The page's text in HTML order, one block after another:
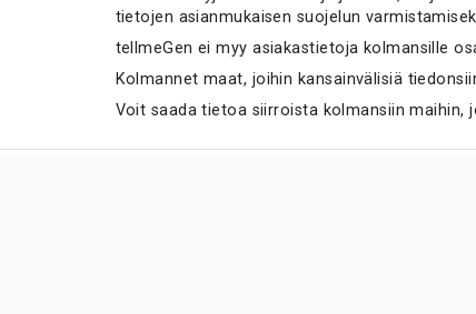
tietojen asianmukaisen suojelun
tellmeGen ei myy asiakastietoja kolmansille
Kolmannet maat, joihin kansainvälisiä
Voit saada tietoa siirroista kolmansiin maihin,